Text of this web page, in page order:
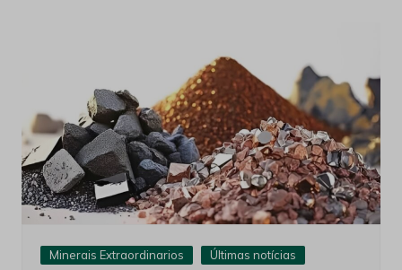
Minerais Extraordinarios Últimas notícias